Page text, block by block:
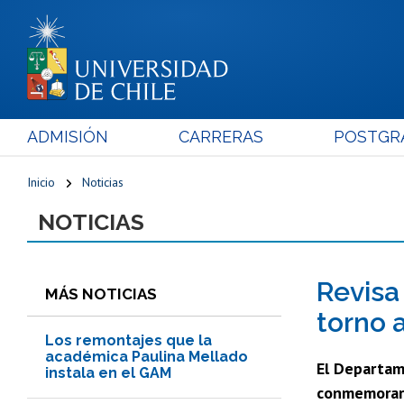
ADMISIÓN CARRERAS
Inicio Noticias
NOTICIAS
MÁS NOTICIAS
Los remontajes que la
académica Paulina Mellado
instala en el GAM
torno
El